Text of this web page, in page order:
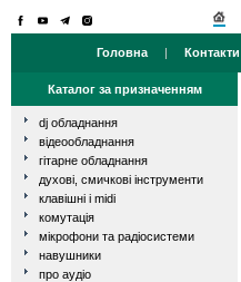
Головна | Контакти
Каталог за призначенням
dj обладнання
відеообладнання
гітарне обладнання
духові, смичкові інструменти
клавішні і midi
комутація
мікрофони та радіосистеми
навушники
про аудіо